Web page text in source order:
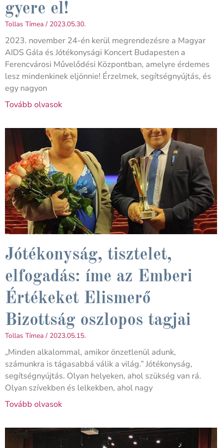
gyere el!
Tollas Tímea 2023.05.30.
2023. november 24-én kerül megrendezésre a Magyar
AIDS Gála és Jótékonysági Koncert Budapesten a
Ferencvárosi Művelődési Központban, amelyre érdemes
lesz mindenkinek eljönnie! Érzelmek, segítségnyújtás, és
egy nagyon
Tovább olvasok
Jótékonyság, tisztelet,
elfogadás: íme az Emberi
Értékeket Elismerő
Bizottság oszlopos tagjai
Tollas Tímea 2023.05.15.
„Minden alkalommal, amikor önzetlenül adunk,
számunkra is tágasabbá válik a világ.” Jótékonyság,
segítségnyújtás. Olyan helyeken, ahol szükség van rá.
Olyan szívekben és lelkekben, ahol nagy
Tovább olvasok